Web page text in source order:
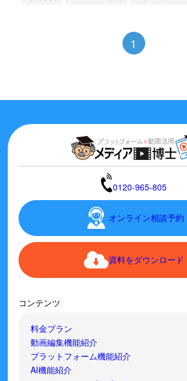
1
0120-965-805
オンライン相談予約
資料をダウンロード
コンテンツ
料金プラン
動画編集機能紹介
プラットフォーム機能紹介
AI機能紹介